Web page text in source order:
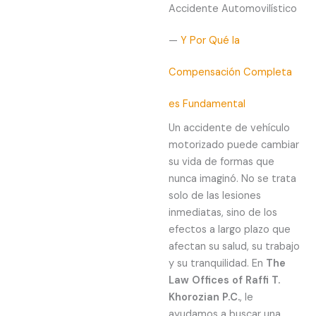
Accidente Automovilístico
— Y Por Qué la
Compensación Completa
es Fundamental
Un accidente de vehículo
motorizado puede cambiar
su vida de formas que
nunca imaginó. No se trata
solo de las lesiones
inmediatas, sino de los
efectos a largo plazo que
afectan su salud, su trabajo
y su tranquilidad. En The
Law Offices of Raffi T.
Khorozian P.C., le